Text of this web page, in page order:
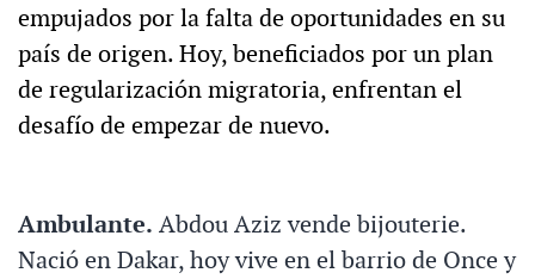
empujados por la falta de oportunidades en su
país de origen. Hoy, beneficiados por un plan
de regularización migratoria, enfrentan el
desafío de empezar de nuevo.
Ambulante. Abdou Aziz vende bijouterie.
Nació en Dakar, hoy vive en el barrio de Once y